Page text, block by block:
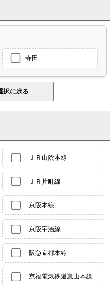
寺田
ＪＲ山陰本線
ＪＲ片町線
京阪本線
京阪宇治線
阪急京都本線
京福電気鉄道嵐山本線